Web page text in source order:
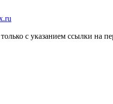
с указанием ссылки на